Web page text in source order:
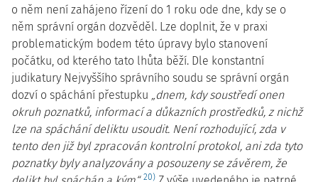
o něm není zahájeno řízení do 1 roku ode dne, kdy se o
něm správní orgán dozvěděl. Lze doplnit, že v praxi
problematickým bodem této úpravy bylo stanovení
počátku, od kterého tato lhůta běží. Dle konstantní
judikatury Nejvyššího správního soudu se správní orgán
dozví o spáchání přestupku „dnem, kdy soustředí onen
okruh poznatků, informací a důkazních prostředků, z nichž
lze na spáchání deliktu usoudit. Není rozhodující, zda v
tento den již byl zpracován kontrolní protokol, ani zda tyto
poznatky byly analyzovány a posouzeny se závěrem, že
20)